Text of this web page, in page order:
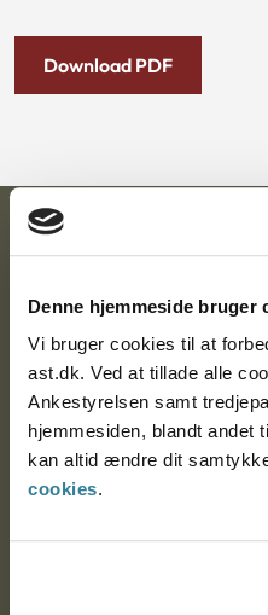
Denne hjemmeside bruger
Vi bruger cookies til at
ast.dk. Ved at tillade alle
Ankestyrelsen samt
hjemmesiden, blandt andet
kan altid ændre dit
cookies.
Download PDF
Ankestyrelsen
Nytorv 7, 2. sal
9000 Aalborg
Ankestyrelsen Aalborg
Ankestyrelsen